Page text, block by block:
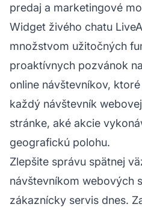
predaj a marketingové
Widget živého chatu
množstvom užitočných
proaktívnych pozvánok
online návštevníkov,
každý návštevník
stránke, aké akcie
geografickú polohu.
Zlepšite správu spätnej
návštevníkom webových
zákaznícky servis dnes.